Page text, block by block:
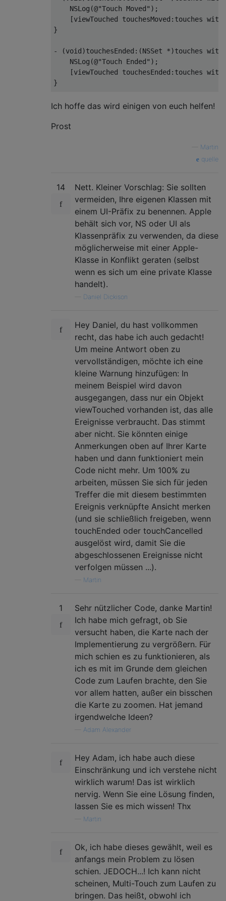
NSLog (@"Touch Moved" );
[viewTouched touchesMoved : touches
}
- (void)touchesEnded :(NSSet *)touches
NSLog (@"Touch Ended" );
[viewTouched touchesEnded : touches
}
- (void) touchesCancelled :(NSSet *)touches
}
Ich hoffe das wird einigen von euch helfen!
Prost
Martin
quelle
14
Nett. Kleiner Vorschlag: Sie sollten
vermeiden, Ihre eigenen Klassen mit
einem UI-Präfix zu benennen. Apple
behält sich vor, NS oder UI als
Klassenpräfix zu verwenden, da diese
möglicherweise mit einer Apple-
Klasse in Konflikt geraten (selbst
wenn es sich um eine private Klasse
handelt).
Daniel Dickison
Hey Daniel, du hast vollkommen
recht, das habe ich auch gedacht!
Um meine Antwort oben zu
vervollständigen, möchte ich eine
kleine Warnung hinzufügen: In
meinem Beispiel wird davon
ausgegangen, dass nur ein Objekt
viewTouched vorhanden ist, das alle
Ereignisse verbraucht. Das stimmt
aber nicht. Sie könnten einige
Anmerkungen oben auf Ihrer Karte
haben und dann funktioniert mein
Code nicht mehr. Um 100% zu
arbeiten, müssen Sie sich für jeden
Treffer die mit diesem bestimmten
Ereignis verknüpfte Ansicht merken
(und sie schließlich freigeben, wenn
touchEnded oder touchCancelled
ausgelöst wird, damit Sie die
abgeschlossenen Ereignisse nicht
verfolgen müssen ...).
Martin
1
Sehr nützlicher Code, danke Martin!
Ich habe mich gefragt, ob Sie
versucht haben, die Karte nach der
Implementierung zu vergrößern. Für
mich schien es zu funktionieren, als
ich es mit im Grunde dem gleichen
Code zum Laufen brachte, den Sie
vor allem hatten, außer ein bisschen
die Karte zu zoomen. Hat jemand
irgendwelche Ideen?
Adam Alexander
Hey Adam, ich habe auch diese
Einschränkung und ich verstehe nicht
wirklich warum! Das ist wirklich
nervig. Wenn Sie eine Lösung finden,
lassen Sie es mich wissen! Thx
Martin
Ok, ich habe dieses gewählt, weil es
anfangs mein Problem zu lösen
schien. JEDOCH...! Ich kann nicht
scheinen, Multi-Touch zum Laufen zu
bringen. Das heißt, obwohl ich